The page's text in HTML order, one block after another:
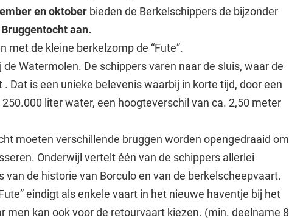
en oktober bieden de Berkelschippers de bijzonder
aan.
met de kleine berkelzomp de “Fute”.
Watermolen. De schippers varen naar de sluis, waar de
Dat is een unieke belevenis waarbij in korte tijd, door een
liter water, een hoogteverschil van ca. 2,50 meter
moeten verschillende bruggen worden opengedraaid om
Onderwijl vertelt één van de schippers allerlei
van de historie van Borculo en van de berkelscheepvaart.
eindigt als enkele vaart in het nieuwe haventje bij het
men kan ook voor de retourvaart kiezen. (min. deelname 8